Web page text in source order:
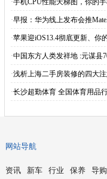
·手机CPU性能天梯图，你的
·早报：华为线上发布会推
·苹果迎iOS13.4彻底更新、你
·中国东方人类发祥地 :元谋县
·浅析上海二手房装修的四大
·长沙超勤体育 全国体育用品
网站导航
资讯 新车 行业 保养 导购